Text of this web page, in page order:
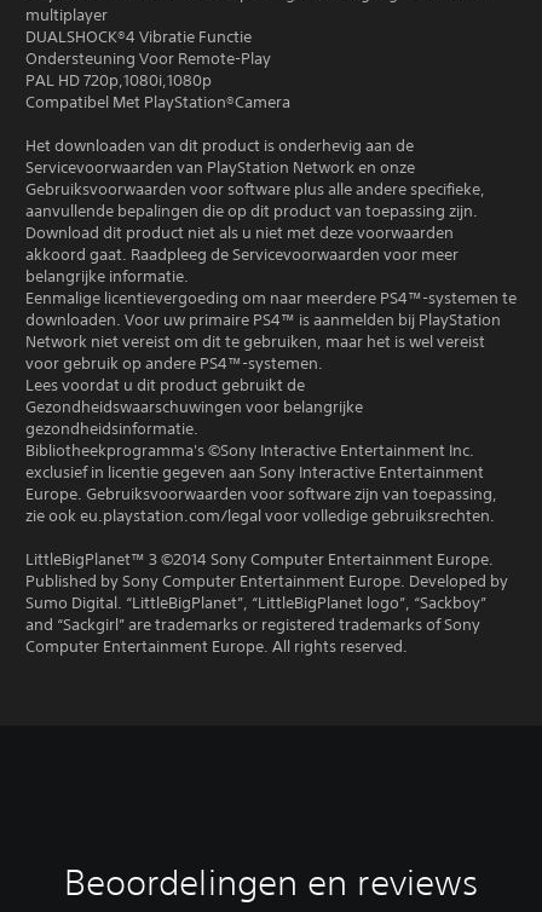
multiplayer
DUALSHOCK®4 Vibratie Functie
Ondersteuning Voor Remote-Play
PAL HD 720p,1080i,1080p
Compatibel Met PlayStation®Camera
Het downloaden van dit product is onderhevig aan de
Servicevoorwaarden van PlayStation Network en onze
Gebruiksvoorwaarden voor software plus alle andere specifieke,
aanvullende bepalingen die op dit product van toepassing zijn.
Download dit product niet als u niet met deze voorwaarden
akkoord gaat. Raadpleeg de Servicevoorwaarden voor meer
belangrijke informatie.
Eenmalige licentievergoeding om naar meerdere PS4™-systemen te
downloaden. Voor uw primaire PS4™ is aanmelden bij PlayStation
Network niet vereist om dit te gebruiken, maar het is wel vereist
voor gebruik op andere PS4™-systemen.
Lees voordat u dit product gebruikt de
Gezondheidswaarschuwingen voor belangrijke
gezondheidsinformatie.
Bibliotheekprogramma's ©Sony Interactive Entertainment Inc.
exclusief in licentie gegeven aan Sony Interactive Entertainment
Europe. Gebruiksvoorwaarden voor software zijn van toepassing,
zie ook eu.playstation.com/legal voor volledige gebruiksrechten.
LittleBigPlanet™ 3 ©2014 Sony Computer Entertainment Europe.
Published by Sony Computer Entertainment Europe. Developed by
Sumo Digital. “LittleBigPlanet”, “LittleBigPlanet logo”, “Sackboy”
and “Sackgirl” are trademarks or registered trademarks of Sony
Computer Entertainment Europe. All rights reserved.
Beoordelingen en reviews